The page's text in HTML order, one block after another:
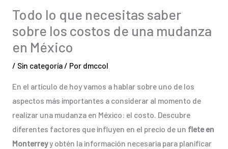
Todo lo que necesitas saber
sobre los costos de una mudanza
en México
/ Sin categoría/ Por dmccol
En el artículo de hoy vamos a hablar sobre uno de los
aspectos más importantes a considerar al momento de
realizar una mudanza en México: el costo. Descubre
diferentes factores que influyen en el precio de un flete en
Monterreyy obtén la información necesaria para planificar